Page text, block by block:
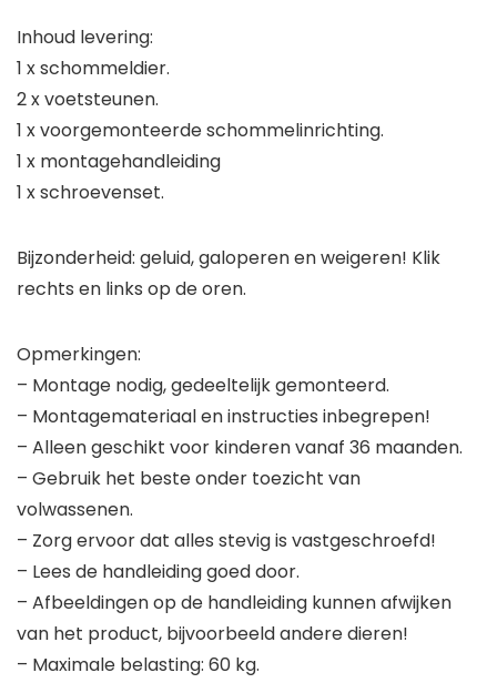
Inhoud levering:
1 x schommeldier.
2 x voetsteunen.
1 x voorgemonteerde schommelinrichting.
1 x montagehandleiding
1 x schroevenset.
Bijzonderheid: geluid, galoperen en weigeren! Klik
rechts en links op de oren.
Opmerkingen:
– Montage nodig, gedeeltelijk gemonteerd.
– Montagemateriaal en instructies inbegrepen!
– Alleen geschikt voor kinderen vanaf 36 maanden.
– Gebruik het beste onder toezicht van
volwassenen.
– Zorg ervoor dat alles stevig is vastgeschroefd!
– Lees de handleiding goed door.
– Afbeeldingen op de handleiding kunnen afwijken
van het product, bijvoorbeeld andere dieren!
– Maximale belasting: 60 kg.